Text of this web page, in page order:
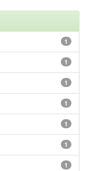
1
1
1
1
1
1
1